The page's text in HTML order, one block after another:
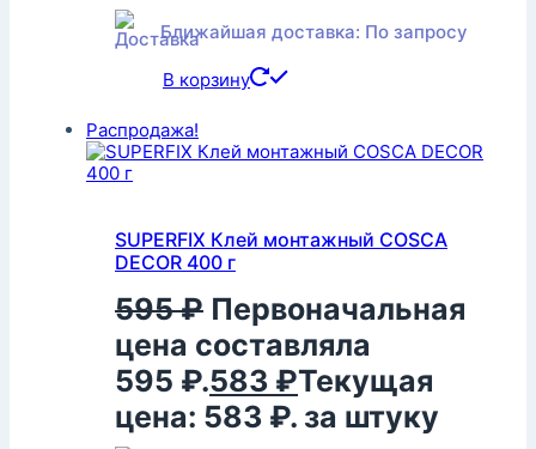
Ближайшая доставка: По запросу
В корзину
Распродажа!
SUPERFIX Клей монтажный COSCA
DECOR 400 г
595₽ Первоначальная
цена составляла
595 ₽.583 ₽Текущая
цена: 583 ₽. за штуку